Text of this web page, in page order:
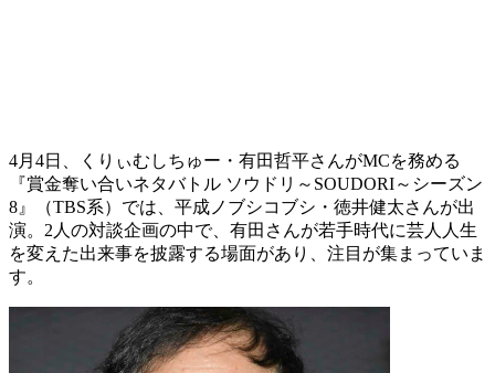
4月4日、くりぃむしちゅー・有田哲平さんがMCを務める
『賞金奪い合いネタバトル ソウドリ～SOUDORI～シーズン
8』（TBS系）では、平成ノブシコブシ・徳井健太さんが出
演。2人の対談企画の中で、有田さんが若手時代に芸人人生
を変えた出来事を披露する場面があり、注目が集まっていま
す。